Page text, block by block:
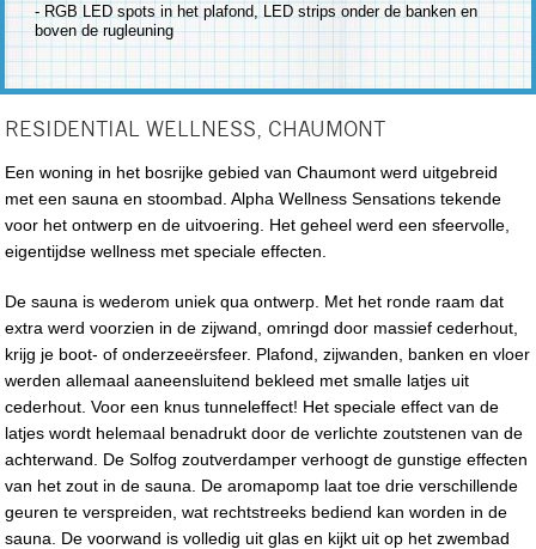
- RGB LED spots in het plafond, LED strips onder de banken en
boven de rugleuning
RESIDENTIAL WELLNESS, CHAUMONT
Een woning in het bosrijke gebied van Chaumont werd uitgebreid
met een sauna en stoombad. Alpha Wellness Sensations tekende
voor het ontwerp en de uitvoering. Het geheel werd een sfeervolle,
eigentijdse wellness met speciale effecten.
De sauna is wederom uniek qua ontwerp. Met het ronde raam dat
extra werd voorzien in de zijwand, omringd door massief cederhout,
krijg je boot- of onderzeeërsfeer. Plafond, zijwanden, banken en vloer
werden allemaal aaneensluitend bekleed met smalle latjes uit
cederhout. Voor een knus tunneleffect! Het speciale effect van de
latjes wordt helemaal benadrukt door de verlichte zoutstenen van de
achterwand. De Solfog zoutverdamper verhoogt de gunstige effecten
van het zout in de sauna. De aromapomp laat toe drie verschillende
geuren te verspreiden, wat rechtstreeks bediend kan worden in de
sauna. De voorwand is volledig uit glas en kijkt uit op het zwembad